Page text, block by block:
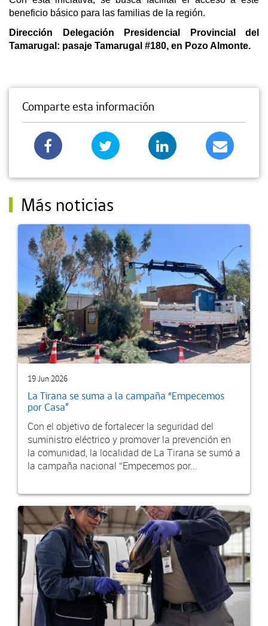
beneficio básico para las familias de la región.
Dirección Delegación Presidencial Provincial del
Tamarugal: pasaje Tamarugal #180, en Pozo Almonte.
Comparte esta información
Más noticias
19 Jun 2026
La Tirana se suma a la campaña “Empecemos
por Casa”
Con el objetivo de fortalecer la seguridad del
suministro eléctrico y promover la prevención en
la comunidad, la localidad de La Tirana se sumó a
la campaña nacional “Empecemos por...